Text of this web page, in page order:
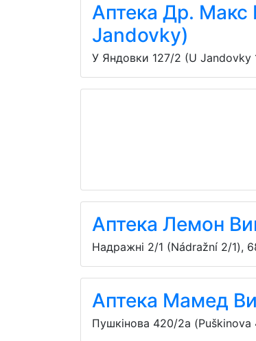
Аптека Др. Макс
Jandovky)
У Яндовки 127/2 (U Jandovky
Аптека Лемон
Надражні 2/1 (Nádražní 2/1),
Аптека Мамед
Пушкінова 420/2а (Puškinova